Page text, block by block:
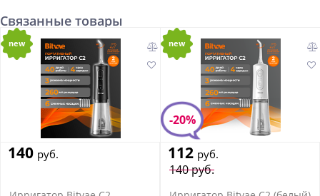
Связанные товары
new
140 руб.
new
-20%
140 руб.
112 руб.